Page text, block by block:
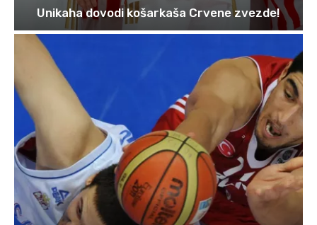
Unikaha dovodi košarkaša Crvene zvezde!